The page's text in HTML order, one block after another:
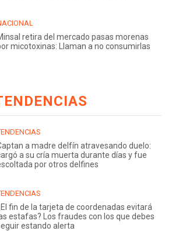
retira del mercado pasas morenas
micotoxinas: Llaman a no consumirlas
a madre delfín atravesando duelo:
a su cría muerta durante días y fue
por otros delfines
fin de la tarjeta de coordenadas evitará
estafas? Los fraudes con los que debes
estando alerta